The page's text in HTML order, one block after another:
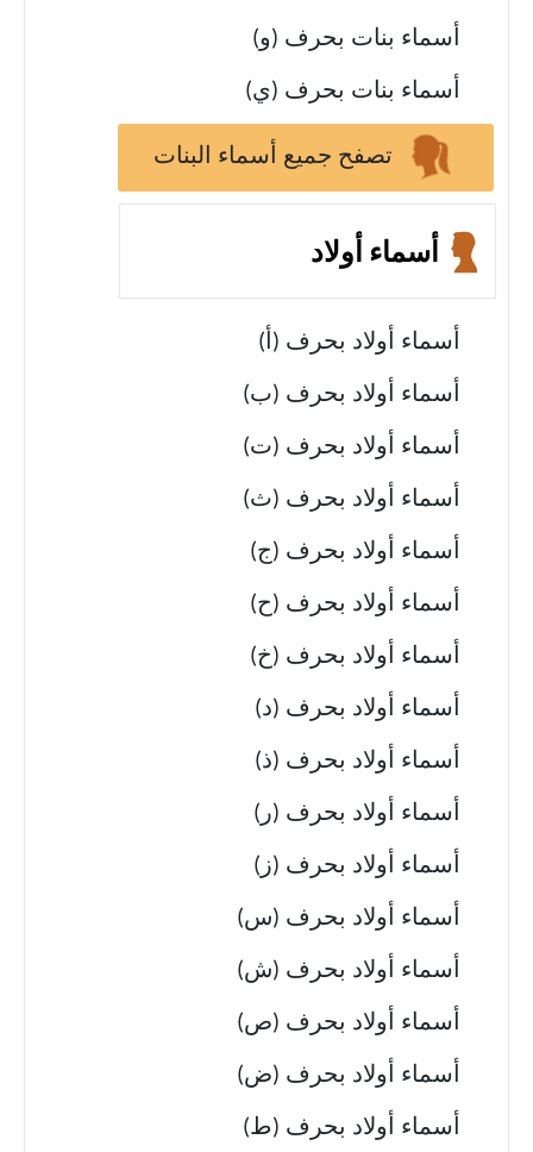
أسماء بنات بحرف (و)
أسماء بنات بحرف (ي)
تصفح جميع أسماء البنات
أسماء أولاد
أسماء أولاد بحرف (أ)
أسماء أولاد بحرف (ب)
أسماء أولاد بحرف (ت)
أسماء أولاد بحرف (ث)
أسماء أولاد بحرف (ج)
أسماء أولاد بحرف (ح)
أسماء أولاد بحرف (خ)
أسماء أولاد بحرف (د)
أسماء أولاد بحرف (ذ)
أسماء أولاد بحرف (ر)
أسماء أولاد بحرف (ز)
أسماء أولاد بحرف (س)
أسماء أولاد بحرف (ش)
أسماء أولاد بحرف (ص)
أسماء أولاد بحرف (ض)
أسماء أولاد بحرف (ط)